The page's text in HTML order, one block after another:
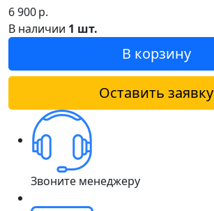
6 900р.
В наличии 1 шт.
В корзину
Оставить заявку
Звоните менеджеру